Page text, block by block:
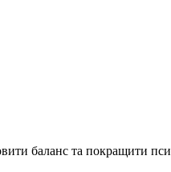
баланс та покращити